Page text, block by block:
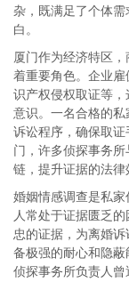
杂，既满足了个体
白。
厦门作为经济特区
着重要角色。企业
识产权侵权取证等
意识。一名合格的
诉讼程序，确保取
门，许多侦探事务
链，提升证据的法律
婚姻情感调查是私
人常处于证据匮乏
忠的证据，为离婚
备极强的耐心和隐
侦探事务所负责人